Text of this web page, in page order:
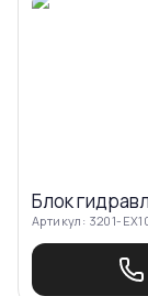
Блок
Артикул: 3201-